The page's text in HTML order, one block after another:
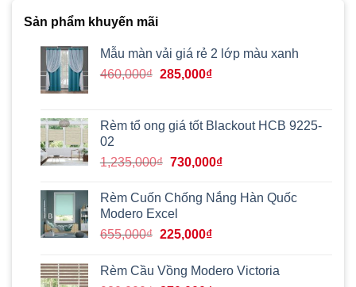
Sản phẩm khuyến mãi
Mẫu màn vải giá rẻ 2 lớp màu xanh
460,000₫ Giá
460,000₫.
285,000₫Giá
là:
Rèm tổ ong giá tốt Blackout HCB 9225-
02
1,235,000₫ Giá
là:
1,235,000₫.
730,000₫Giá
tại
Rèm Cuốn Chống Nắng Hàn Quốc
Modero Excel
655,000₫ Giá
là:
655,000₫.
225,000₫Giá
tại
là:
Rèm Cầu Vồng Modero Victoria